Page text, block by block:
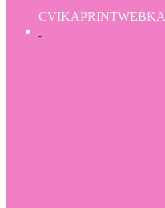
CVIKAPRINTWEBKA